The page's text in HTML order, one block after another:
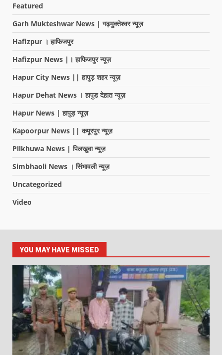
Featured
Garh Mukteshwar News | गढ़मुक्तेश्वर न्यूज़
Hafizpur । हाफिजपुर
Hafizpur News |। हाफिजपुर न्यूज़
Hapur City News || हापुड़ शहर न्यूज़
Hapur Dehat News । हापुड देहात न्यूज़
Hapur News | हापुड़ न्यूज़
Kapoorpur News || कपूरपुर न्यूज़
Pilkhuwa News | पिलखुवा न्यूज़
Simbhaoli News । सिंभावली न्यूज़
Uncategorized
Video
YOU MAY HAVE MISSED